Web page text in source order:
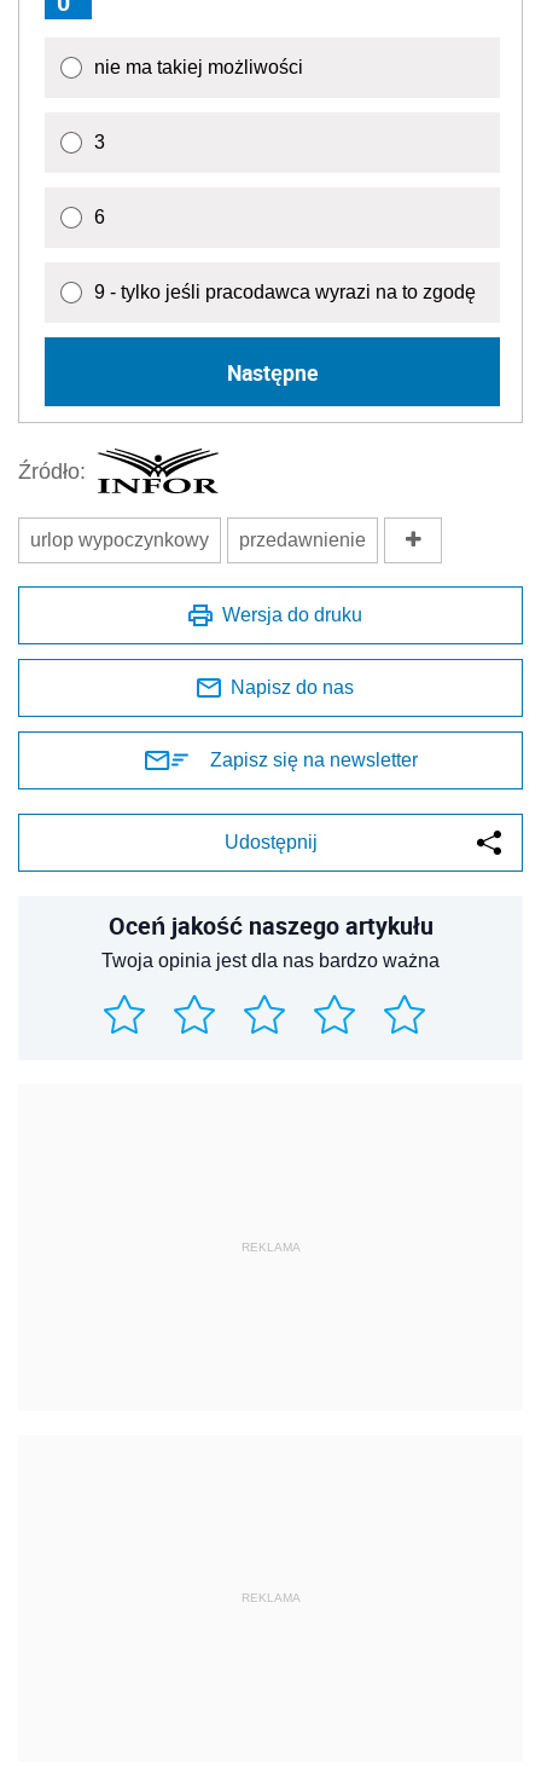
nie ma takiej możliwości
3
6
9 - tylko jeśli pracodawca wyrazi na to zgodę
Następne
Źródło:
urlop wypoczynkowy przedawnienie
Wersja do druku
Napisz do nas
Zapisz się na newsletter
Udostępnij
Oceń jakość naszego artykułu
Twoja opinia jest dla nas bardzo ważna
REKLAMA
REKLAMA